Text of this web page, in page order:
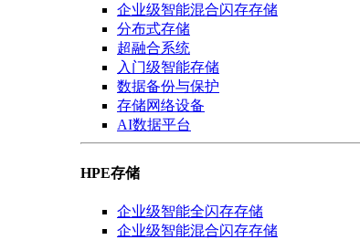
企业级智能混合闪存存储
分布式存储
超融合系统
入门级智能存储
数据备份与保护
存储网络设备
AI数据平台
HPE存储
企业级智能全闪存存储
企业级智能混合闪存存储